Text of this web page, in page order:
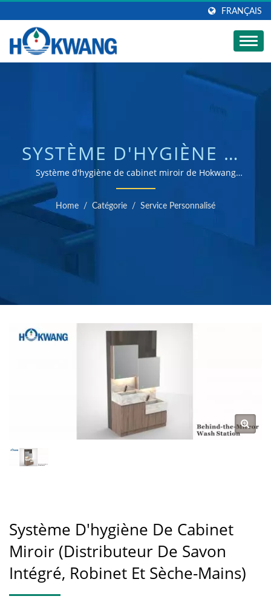
FRANÇAIS
SYSTÈME D'HYGIÈNE DE
CABINET MIROIR DE
HOKWANG
(DISTRIBUTEUR DE
SAVON INTÉGRÉ,
ROBINET ET SÈCHE-
MAINS) | FABRICANT
DE ROBINETS D'EAU
POUR CUISINE ET
SALLE DE BAIN |
HOKWANG
Système d'hygiène de cabinet miroir de Hokwang
(distributeur de savon intégré, robinet et sèche-mains)
| Fabricant de sèche-mains et de distributeurs de
savon certifié ISO 9001 & 14001
Home / Catégorie / Service Personnalisé
Système D'hygiène De Cabinet
Miroir (distributeur De Savon
Intégré, Robinet Et Sèche-Mains)